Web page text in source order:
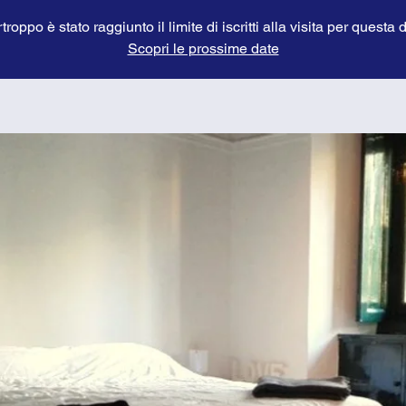
è stato raggiunto il limite di iscritti alla visita per questa
Scopri le prossime date